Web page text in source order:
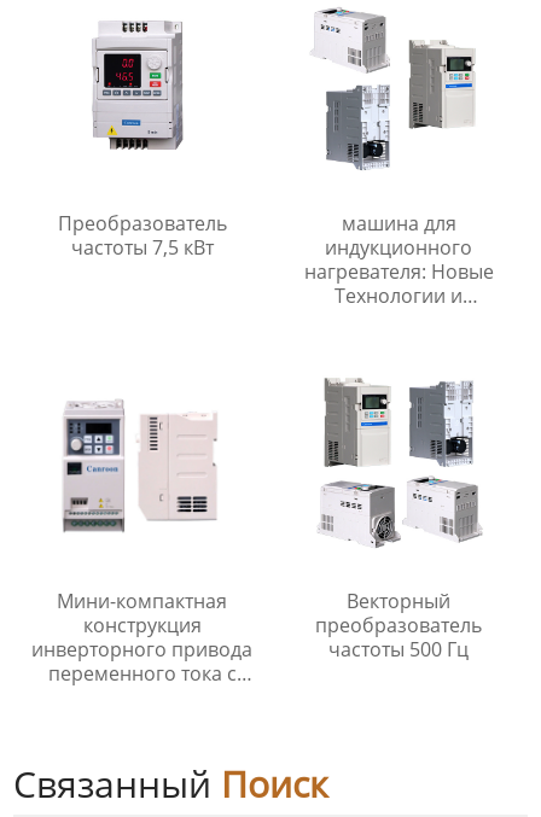
машина для
предварительного
нагрева сварки
Преобразователь
частоты 7,5 кВт
машина для
индукционного
нагревателя: Новые
Технологии и
Мини-компактная
конструкция
инверторного привода
переменного тока с
Векторный
преобразователь
частоты 500 Гц
Связанный Поиск